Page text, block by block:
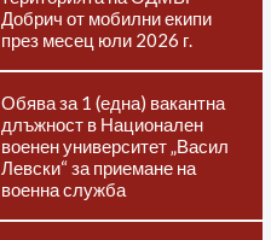
Добрич от мобилни екипи
през месец юли 2026 г.
Обява за 1 (една) вакантна
длъжност в Национален
военен университет „Васил
Левски“ за приемане на
военна служба